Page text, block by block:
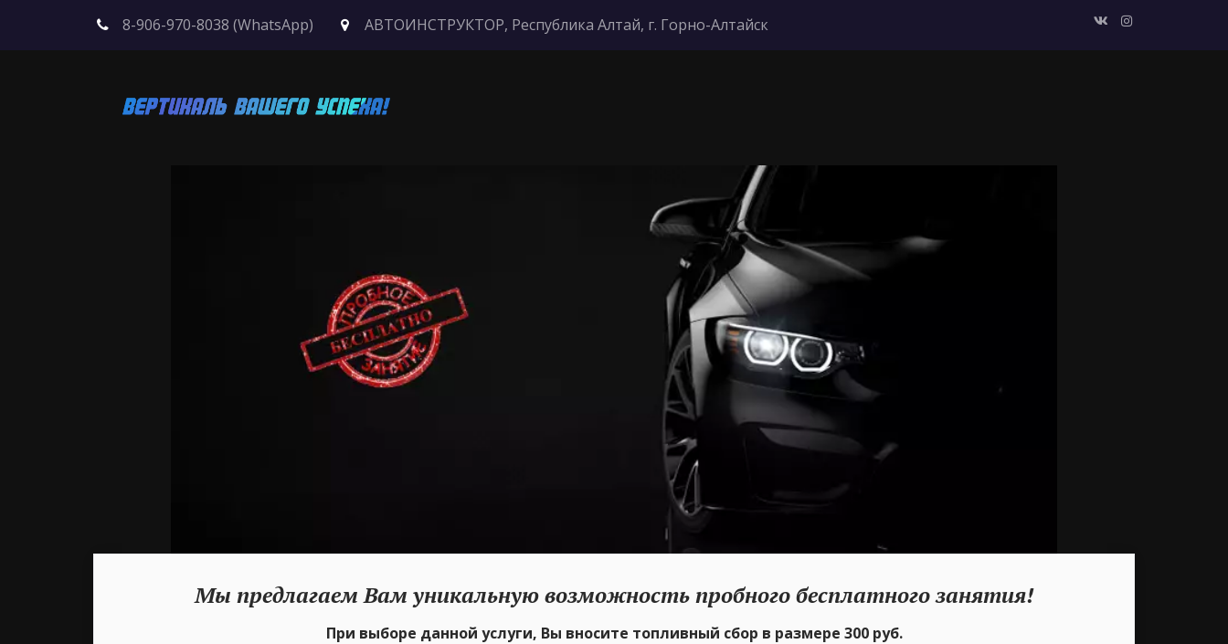
8-906-970-8038 (WhatsApp) АВТОИНСТРУКТОР, Республика Алтай, г. Горно-Алтайск
Мы предлагаем Вам уникальную возможность пробного бесплатного занятия!
При выборе данной услуги, Вы вносите топливный сбор в размере 300 руб.